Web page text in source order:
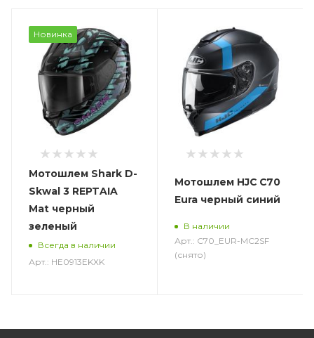
Новинка
Мотошлем Shark D-
Skwal 3 REPTAIA
Mat черный
зеленый
Всегда в наличии
Арт.: HE0913EKXK
Мотошлем HJC C70
Eura черный синий
В наличии
Арт.: C70_EUR-MC2SF
(снято)